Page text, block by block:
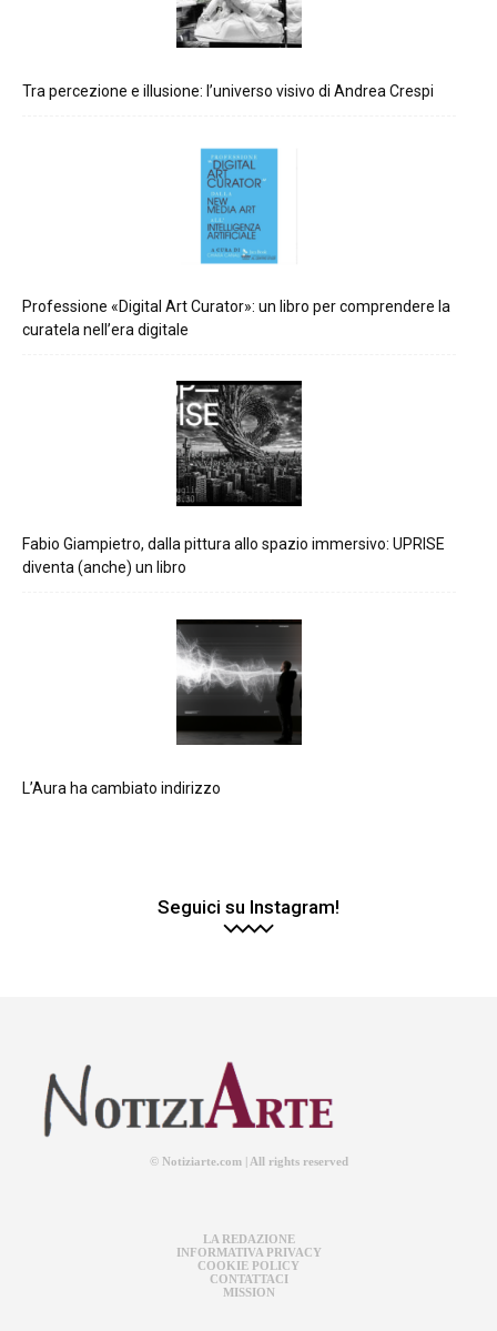
Tra percezione e illusione: l’universo visivo di Andrea Crespi
Professione «Digital Art Curator»: un libro per comprendere la
curatela nell’era digitale
Fabio Giampietro, dalla pittura allo spazio immersivo: UPRISE
diventa (anche) un libro
L’Aura ha cambiato indirizzo
Seguici su Instagram!
© Notiziarte.com | All rights reserved
LA REDAZIONE
INFORMATIVA PRIVACY
COOKIE POLICY
CONTATTACI
MISSION